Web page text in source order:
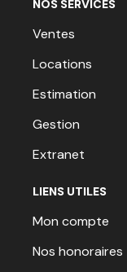
NOS SERVICES
Ventes
Locations
Estimation
Gestion
Extranet
LIENS UTILES
Mon compte
Nos honoraires